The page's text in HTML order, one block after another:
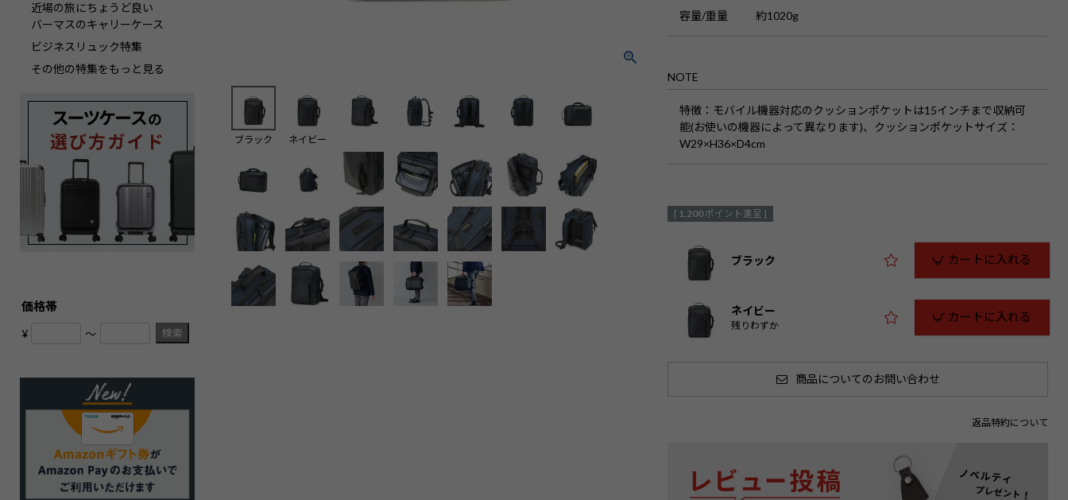
近場の旅にちょうど良い
バーマスのキャリーケース
ビジネスリュック特集
その他の特集をもっと見る
価格帯
¥ 〜 検索
ブラック ネイビー
容量/重量 約1020g
NOTE
特徴 ：モバイル機器対応のクッションポケットは15インチまで収納可
能(お使いの機器によって異なります)、クッションポケットサイズ：
W29×H36×D4cm
[ 1,200ポイント進呈 ]
ブラック カートに入れる
ネイビー
残りわずか
カートに入れる
商品についてのお問い合わせ
返品特約について